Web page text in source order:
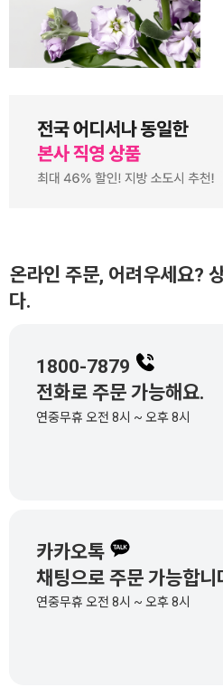
거나 지저분한 꽃이 아니니 오
해하지 말아주세요.
온라인 주문, 어려우세요?
다.
1800-7879
전화로 주문 가능해요.
연중무휴 오전 8시 ~ 오후 8시
카카오톡
채팅으로 주문 가능합니
연중무휴 오전 8시 ~ 오후 8시